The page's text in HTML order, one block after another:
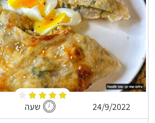
24/9/2022 שעה